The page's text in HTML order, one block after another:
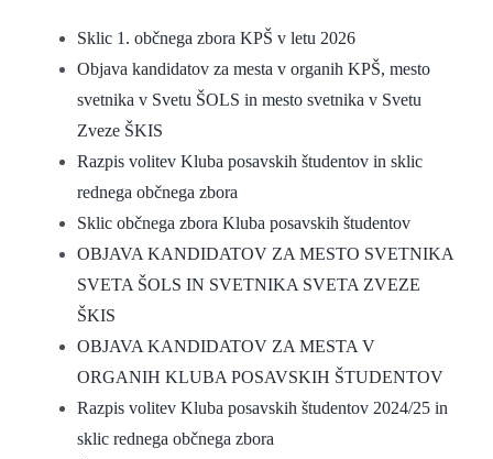
Sklic 1. občnega zbora KPŠ v letu 2026
Objava kandidatov za mesta v organih KPŠ, mesto
svetnika v Svetu ŠOLS in mesto svetnika v Svetu
Zveze ŠKIS
Razpis volitev Kluba posavskih študentov in sklic
rednega občnega zbora
Sklic občnega zbora Kluba posavskih študentov
OBJAVA KANDIDATOV ZA MESTO SVETNIKA
SVETA ŠOLS IN SVETNIKA SVETA ZVEZE
ŠKIS
OBJAVA KANDIDATOV ZA MESTA V
ORGANIH KLUBA POSAVSKIH ŠTUDENTOV
Razpis volitev Kluba posavskih študentov 2024/25 in
sklic rednega občnega zbora